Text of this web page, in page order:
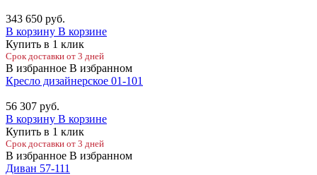
343 650 руб.
В корзину В корзине
Купить в 1 клик
Срок доставки от 3 дней
В избранное В избранном
Кресло дизайнерское 01-101
56 307 руб.
В корзину В корзине
Купить в 1 клик
Срок доставки от 3 дней
В избранное В избранном
Диван 57-111